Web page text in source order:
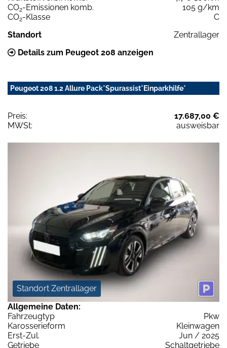
CO2-Emissionen komb.
105 g/km
CO2-Klasse
C
Standort
Zentrallager
Details zum Peugeot 208 anzeigen
Peugeot 208 1.2 Allure Pack*Spurassist*Einparkhilfe*
Preis:
17.687,00 €
MWSt:
ausweisbar
Standort Zentrallager
Allgemeine Daten:
Fahrzeugtyp
Pkw
Karosserieform
Kleinwagen
Erst-Zul.
Jun / 2025
Getriebe
Schaltgetriebe